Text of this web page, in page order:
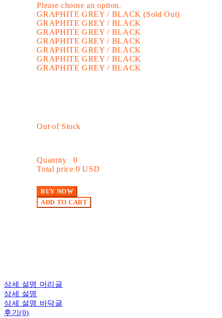
Please choose an option.
GRAPHITE GREY / BLACK (Sold Out)
GRAPHITE GREY / BLACK
GRAPHITE GREY / BLACK
GRAPHITE GREY / BLACK
GRAPHITE GREY / BLACK
GRAPHITE GREY / BLACK
GRAPHITE GREY / BLACK
Out of Stock
Quantity
0
Total price 0 USD
BUY NOW
ADD TO CART
상세 설명 머리글
상세 설명
상세 설명 바닥글
후기(0)